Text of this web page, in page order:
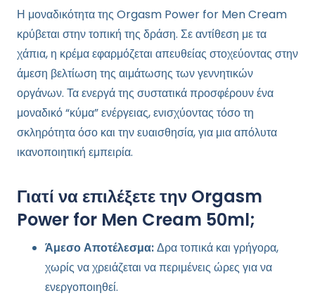
Η μοναδικότητα της Orgasm Power for Men Cream
κρύβεται στην τοπική της δράση. Σε αντίθεση με τα
χάπια, η κρέμα εφαρμόζεται απευθείας στοχεύοντας στην
άμεση βελτίωση της αιμάτωσης των γεννητικών
οργάνων. Τα ενεργά της συστατικά προσφέρουν ένα
μοναδικό “κύμα” ενέργειας, ενισχύοντας τόσο τη
σκληρότητα όσο και την ευαισθησία, για μια απόλυτα
ικανοποιητική εμπειρία.
Γιατί να επιλέξετε την Orgasm
Power for Men Cream 50ml;
Άμεσο Αποτέλεσμα:Δρα τοπικά και γρήγορα,
χωρίς να χρειάζεται να περιμένεις ώρες για να
ενεργοποιηθεί.